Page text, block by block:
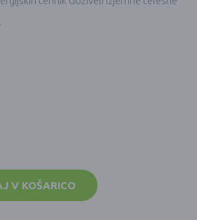
V KOŠARICO